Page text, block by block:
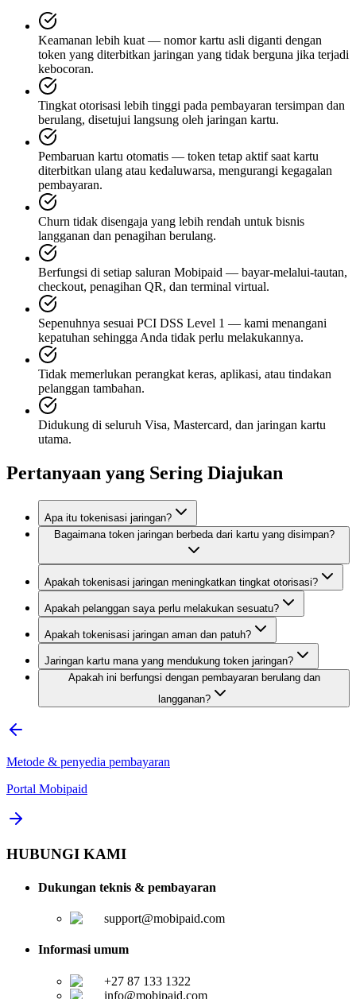
Keamanan lebih kuat — nomor kartu asli diganti dengan
token yang diterbitkan jaringan yang tidak berguna jika terjadi
kebocoran.
Tingkat otorisasi lebih tinggi pada pembayaran tersimpan dan
berulang, disetujui langsung oleh jaringan kartu.
Pembaruan kartu otomatis — token tetap aktif saat kartu
diterbitkan ulang atau kedaluwarsa, mengurangi kegagalan
pembayaran.
Churn tidak disengaja yang lebih rendah untuk bisnis
langganan dan penagihan berulang.
Berfungsi di setiap saluran Mobipaid — bayar-melalui-tautan,
checkout, penagihan QR, dan terminal virtual.
Sepenuhnya sesuai PCI DSS Level 1 — kami menangani
kepatuhan sehingga Anda tidak perlu melakukannya.
Tidak memerlukan perangkat keras, aplikasi, atau tindakan
pelanggan tambahan.
Didukung di seluruh Visa, Mastercard, dan jaringan kartu
utama.
Pertanyaan yang Sering Diajukan
Apa itu tokenisasi jaringan?
Bagaimana token jaringan berbeda dari kartu yang disimpan?
Apakah tokenisasi jaringan meningkatkan tingkat otorisasi?
Apakah pelanggan saya perlu melakukan sesuatu?
Apakah tokenisasi jaringan aman dan patuh?
Jaringan kartu mana yang mendukung token jaringan?
Apakah ini berfungsi dengan pembayaran berulang dan
langganan?
Metode & penyedia pembayaran
Portal Mobipaid
HUBUNGI KAMI
Dukungan teknis & pembayaran
support@mobipaid.com
Informasi umum
+27 87 133 1322
info@mobipaid.com